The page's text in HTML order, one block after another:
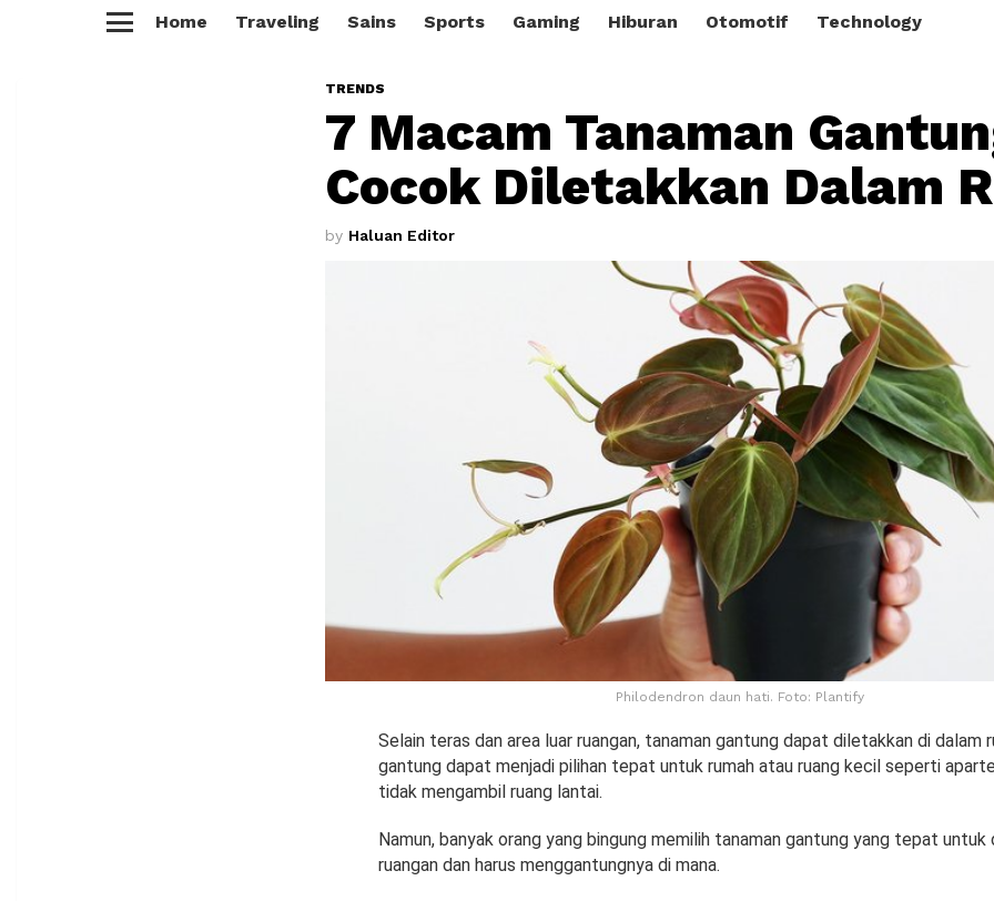
Home Traveling Sains Sports Gaming Hiburan Otomotif Technology
TRENDS
7 Macam Tanaman
Cocok Diletakkan Dalam
by Haluan Editor
Philodendron daun hati. Foto: Plantify
Selain teras dan area luar ruangan, tanaman gantung dapat diletakkan di dalam
gantung dapat menjadi pilihan tepat untuk rumah atau ruang kecil seperti
tidak mengambil ruang lantai.
Namun, banyak orang yang bingung memilih tanaman gantung yang tepat untuk
ruangan dan harus menggantungnya di mana.